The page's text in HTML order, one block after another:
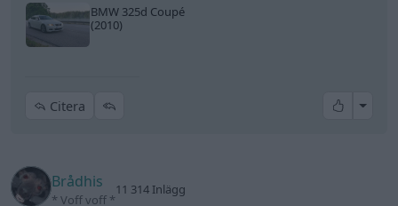
BMW 325d Coupé
(2010)
Citera All
Brådhis
* Voff voff *
11 314 Inlägg